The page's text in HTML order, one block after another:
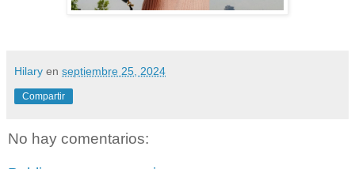
Hilary en septiembre 25, 2024
Compartir
No hay comentarios: